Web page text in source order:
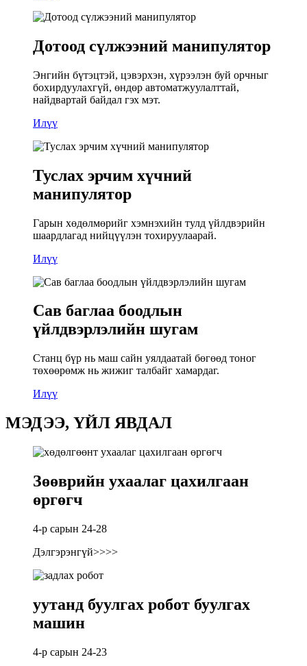
Дотоод сүлжээний манипулятор
Энгийн бүтэцтэй, цэвэрхэн, хүрээлэн буй орчныг
бохирдуулахгүй, өндөр автоматжуулалттай,
найдвартай байдал гэх мэт.
Илүү
Туслах эрчим хүчний
манипулятор
Гарын хөдөлмөрийг хэмнэхийн тулд үйлдвэрийн
шаардлагад нийцүүлэн тохируулаарай.
Илүү
Сав баглаа боодлын
үйлдвэрлэлийн шугам
Станц бүр нь маш сайн уялдаатай бөгөөд тоног
төхөөрөмж нь жижиг талбайг хамардаг.
Илүү
МЭДЭЭ, ҮЙЛ ЯВДАЛ
Зөөврийн ухаалаг цахилгаан
өргөгч
4-р сарын 24-28
Дэлгэрэнгүй>>>>
уутанд буулгах робот буулгах
машин
4-р сарын 24-23